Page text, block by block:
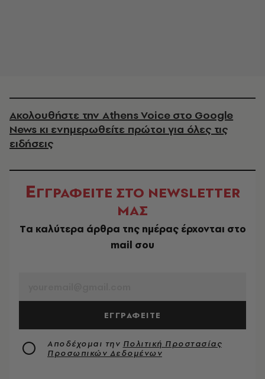
Ακολουθήστε την Athens Voice στο Google
News κι ενημερωθείτε πρώτοι για όλες τις
ειδήσεις
ΕΓΓΡΑΦΕΙΤΕ ΣΤΟ NEWSLETTER
ΜΑΣ
Tα καλύτερα άρθρα της ημέρας έρχονται στο
mail σου
ΕΓΓΡΑΦΕΙΤΕ
Αποδέχομαι την Πολιτική Προστασίας
Προσωπικών Δεδομένων